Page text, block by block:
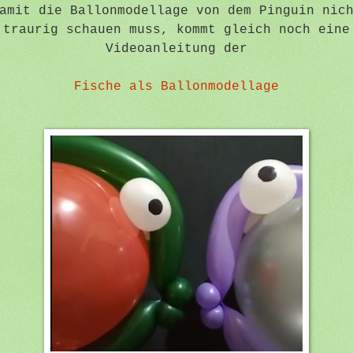
die Ballonmodellage von dem Pinguin
traurig schauen muss, kommt gleich noch eine
Videoanleitung der
Fische als Ballonmodellage